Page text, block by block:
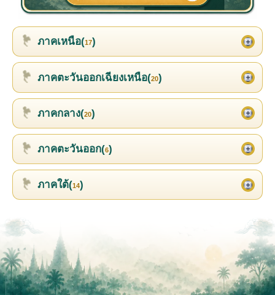
ภาคเหนือ(17)
ภาคตะวันออกเฉียงเหนือ(20)
ภาคกลาง(20)
ภาคตะวันออก(6)
ภาคใต้(14)